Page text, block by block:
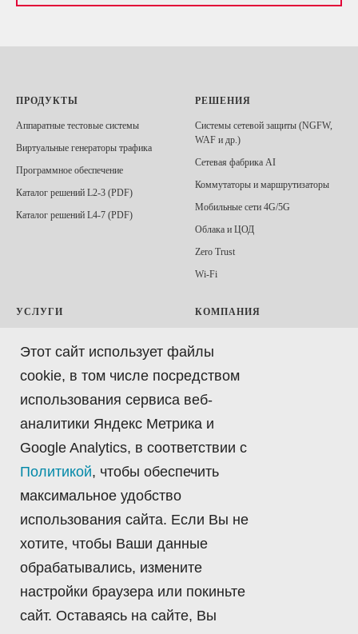
ПРОДУКТЫ
Аппаратные тестовые системы
Виртуальные генераторы трафика
Программное обеспечение
Каталог решений L2-3 (PDF)
Каталог решений L4-7 (PDF)
РЕШЕНИЯ
Системы сетевой защиты (NGFW,
WAF и др.)
Сетевая фабрика AI
Коммутаторы и маршрутизаторы
Мобильные сети 4G/5G
Облака и ЦОД
Zero Trust
Wi-Fi
УСЛУГИ
Облачная лаборатория
Консультации и аналитика
Методологии и сценарии
тестирования
Проведения тестирования
Подбор решений для лаборатории
КОМПАНИЯ
Контакты
Вакансии
Запрос коммерческого предложения
Запрос демонстрации
Портал технической поддержки
Портал Облачной лаборатории
персональных данных
Согласие на получение рекламной
Этот сайт использует файлы
cookie, в том числе посредством
использования сервиса веб-
аналитики Яндекс Метрика и
Google Analytics, в соответствии с
Политикой, чтобы обеспечить
максимальное удобство
использования сайта. Если Вы не
хотите, чтобы Ваши данные
обрабатывались, измените
настройки браузера или покиньте
сайт. Оставаясь на сайте, Вы